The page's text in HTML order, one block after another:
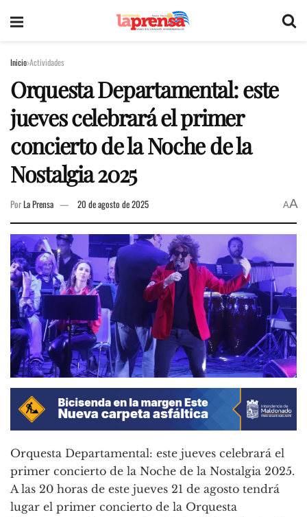
Inicio Actividades
Orquesta Departamental: este
jueves celebrará el primer
concierto de la Noche de la
Nostalgia 2025
PorLa Prensa 20 de agosto de 2025 AA
Orquesta Departamental: este jueves celebrará el
primer concierto de la Noche de la Nostalgia 2025.
A las 20 horas de este jueves 21 de agosto tendrá
lugar el primer concierto de la Orquesta